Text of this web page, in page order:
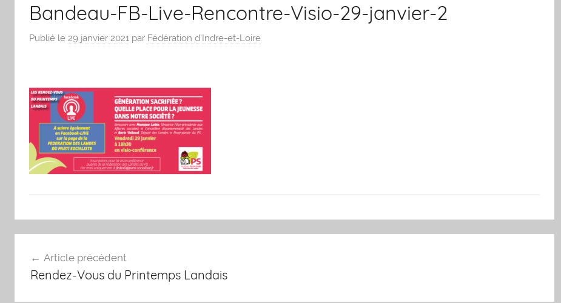
écologique
Bandeau-FB-Live-Rencontre-Visio-29-janvier-2
Publié le 29 janvier 2021 par Fédération d'Indre-et-Loire
de
Article précédent
Rendez-Vous du Printemps Landais